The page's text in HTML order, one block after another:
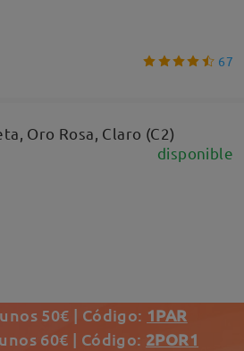
67
Oro Rosa, Claro (C2)
disponible
50€ | Código: 1PAR
60€ | Código: 2POR1